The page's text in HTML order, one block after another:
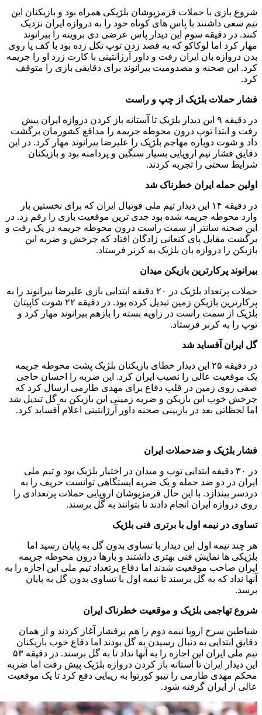
شروع بازی با حملات قرمزپوشان بلژیکی همراه بود و بازیکنان این
تیم سعی داشتند با پاس های کوتاه خود را به دروازه ایران نزدیک
کنند. در دقیقه سوم این دیدار پاس عرضی دی بروینه را بیرانوند
مهار کرد اما لوکاکو که به قصد زدن توپ تکل زده بود با کف پا روی
بدن دروازه بان ایران رفت و داور آرژانتینی با کارت زرد او را جریمه
کرد. این صحنه و مصدومیت بیرانوند برای دقایقی بازی را متوقف
کرد.
فشار حملات بلژیک از چپ و راست
در دقیقه ۹ این دیدار بلژیک تا آستانه باز کردن دروازه ایران پیش
رفت و ابتدا توپ درون محوطه جریمه را مدافع کشورمان برگشت
داد و شوت دوباره مهاجم بلژیک را علیرضا بیرانوند مهار کرد. در این
دقایق فشار تیم اروپایی بسیار سنگین و پردامنه بود و بازیکنان
شرایط سختی را تجربه کردند.
اولین حمله ایران خطرناک شد
در دقیقه ۱۴ این دیدار تیم ملی فوتبال ایران که برای نخستین بار
وارد محوطه جریمه شده بود جدی ترین موقعیت بازی را رقم زد. در
این صحنه سانتر از سمت راست درون محوطه جریمه در یک رفت و
برگشت مقابل پای کنعانی زادگان افتاد که چرخش و ضربه این
بازیکن را دروازه بان بلژیک به کرنر فرستاد.
بیرانوند پرکارترین بازیکن میدان
حملات پرتعداد بلژیک در ۲۰ دقیقه ابتدایی بازی علیرضا بیرانوند را به
پرکارترین بازیکن زمین تبدیل کرده بود. در دقیقه ۲۲ شوت کاپیتان
بلژیک از سمت راست در زاویه بسته را بازهم بیرانوند مهار کرد و
توپ را به کرنر فرستاد.
گل ایران آفساید شد
در دقیقه ۲۵ این دیدار خطای بازیکنان بلژیک پشت محوطه جریمه
یک موقعیت عالی را نصیب ایران کرد. این ضربه را احسان حاجی
صفی روی زمین در قلب دفاع برای مهدی طارمی ارسال کرد که
چرخش خوب این بازیکن و ضربه زمینی این بازیکن به گل تبدیل شد
اما لحظاتی بعد در بازبینی صحنه داور آرژانتینی اعلام آفساید کرد.
فشار بلژیک و ضدحملات ایران
در ۳۰ دقیقه ابتدایی توپ و میدان در اختیار بلژیک بود و تیم ملی
ایران در دو ضد حمله و یک ضربه ایستگاهی توانست حریف را به
دردسر بیندازد. با این حال قرمزپوشان اروپایی حملات پرتعدادی را
روی دروازه ایران انجام دادند تا بتوانند به گل برسند.
تساوی در نیمه اول با برتری فنی بلژیک
هر چند نیمه اول این دیدار با تساوی بدون گل به پایان رسید اما
بلژیکی ها نمایش فنی بهتری داشتند و بارها درون محوطه جریمه
ایران صاحب موقعیت شدند اما دفاع پرتعداد تیم ملی این اجازه را به
آنها نداد که به گل برسند تا نیمه اول با تساوی بدون گل به پایان
برسد.
شروع تهاجمی بلژیک و موقعیت خطرناک ایران
شیاطین سرخ اروپا نیمه دوم را هم پرفشار آغاز کردند و از همان
دقایق ابتدایی به دنبال رسیدن به گل بودند اما دفاع خوب بازیکنان
تیم ملی ایران این اجازه را به آنها نداد تا به گل برسند. در دقیقه ۵۳
این دیدار ایران تا آستانه باز کردن دروازه بلژیک پیش رفت اما ضربه
محکم مهدی طارمی را تیبو کورتوا به زیبایی دفع کرد تا یک موقعیت
عالی از ایران گرفته شود.